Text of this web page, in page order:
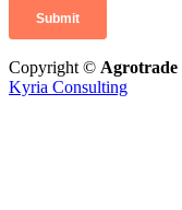
Copyright © Agrotrade
Kyria Consulting